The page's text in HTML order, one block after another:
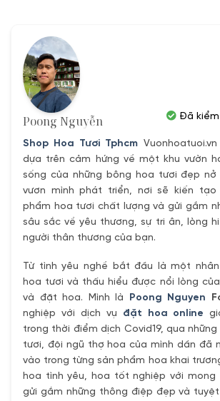
Poong Nguyễn
Shop Hoa Tươi Tphcm
dựa trên cảm hứng về một khu vườn
sống của những bông hoa tươi đẹp
vươn mình phát triển, nơi sẽ kiến tạo
phẩm hoa tươi chất lượng và gửi gắm
sâu sắc về yêu thương, sự tri ân, lòng
người thân thương của bạn.
Từ tình yêu nghề bắt đầu là một
hoa tươi và thấu hiểu được nổi lòng
và đặt hoa. Mình là
Poong Nguyen
nghiệp với dịch vụ đặt hoa online
trong thời điểm dịch Covid19, qua
tươi, đội ngũ thợ hoa của mình dần đã
vào trong từng sản phẩm hoa khai
hoa tình yêu, hoa tốt nghiệp với mong
gửi gắm những thông điệp đẹp và
Đã